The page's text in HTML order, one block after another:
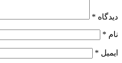
دیدگاه *
نام *
ایمیل *